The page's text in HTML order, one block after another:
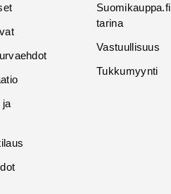
ja
Suomikauppa.fi
tarina
Vastuullisuus
Tukkumyynti